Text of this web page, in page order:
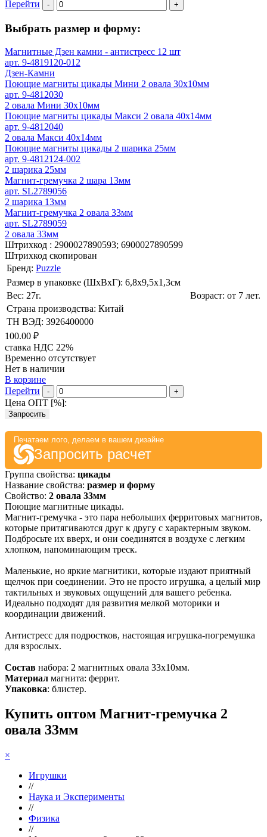
Перейти - +
Выбрать размер и форму:
Магнитные Дзен камни - антистресс 12 шт
арт. 9-4819120-012
Дзен-Камни
Поющие магниты цикады Мини 2 овала 30х10мм
арт. 9-4812030
2 овала Мини 30х10мм
Поющие магниты цикады Макси 2 овала 40х14мм
арт. 9-4812040
2 овала Макси 40х14мм
Поющие магниты цикады 2 шарика 25мм
арт. 9-4812124-002
2 шарика 25мм
Магнит-гремучка 2 шара 13мм
арт. SL2789056
2 шарика 13мм
Магнит-гремучка 2 овала 33мм
арт. SL2789059
2 овала 33мм
Штрихкод : 2900027890593; 6900027890599
Штрихкод скопирован
Бренд: Puzzle
Размер в упаковке (ШхВxГ): 6,8х9,5х1,3cм
Вес: 27г.
Возраст: от 7 лет.
Страна производства: Китай
ТН ВЭД: 3926400000
100.00 ₽
ставка НДС 22%
Временно отсутствует
Нет в наличии
В корзине
Перейти
- +
Цена ОПТ [%]:
Запросить
Печатаем лого, делаем в вашем дизайне
Запросить расчет
Группа свойства: цикады
Название свойства: размер и форму
Свойство: 2 овала 33мм
Поющие магнитные цикады.
Магнит-гремучка - это пара небольших ферритовых магнитов,
которые притягиваются друг к другу с характерным звуком.
Подбросьте их вверх, и они соединятся в воздухе с легким
хлопком, напоминающим треск.
Маленькие, но яркие магнитики, которые издают приятный
щелчок при соединении. Это не просто игрушка, а целый мир
тактильных и звуковых ощущений для вашего ребенка.
Идеально подходят для развития мелкой моторики и
координации движений.
Антистресс для подростков, настоящая игрушка-погремушка
для взрослых.
Состав набора: 2 магнитных овала 33х10мм.
Материал магнита: феррит.
Упаковка: блистер.
Купить оптом Магнит-гремучка 2
овала 33мм
×
Игрушки
//
Наука и Эксперименты
//
Физика
//